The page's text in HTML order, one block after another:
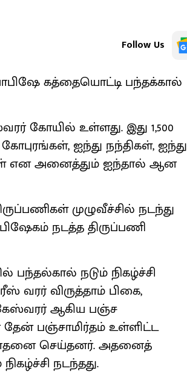
Follow Us
கத்தையொட்டி பந்தக்கால்
கோயில் உள்ளது. இது 1,500
ஐந்து நந்திகள், ஐந்து
என அனைத்தும் ஐந்தால் ஆன
முழுவீச்சில் நடந்து
நடத்த திருப்பணி
பந்தல்கால் நடும் நிகழ்ச்சி
வரர் விருத்தாம் பிகை,
ஆகிய பஞ்ச
தேன் பஞ்சாமிர்தம் உள்ளிட்ட
செய்தனர். அதனைத்
நடந்தது.